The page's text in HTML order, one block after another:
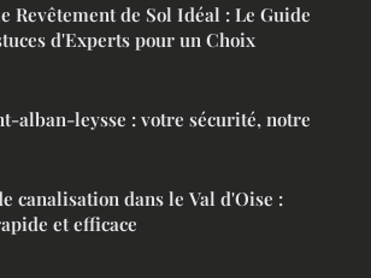
Revêtement de Sol Idéal : Le Guide
d'Experts pour un Choix
alban-leysse : votre sécurité, notre
canalisation dans le Val d'Oise :
et efficace